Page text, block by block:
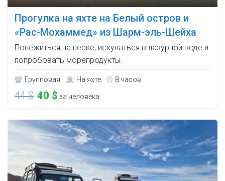
Прогулка на яхте на Белый остров и
«Рас-Мохаммед» из Шарм-эль-Шейха
Понежиться на песке, искупаться в лазурной воде и
попробовать морепродукты.
Групповая На яхте 8 часов
44 $ 40 $ за человека